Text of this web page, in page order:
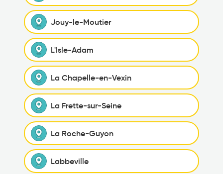
Jouy-le-Moutier
L'Isle-Adam
La Chapelle-en-Vexin
La Frette-sur-Seine
La Roche-Guyon
Labbeville